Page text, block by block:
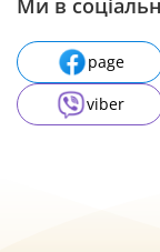
Ми в
page
viber